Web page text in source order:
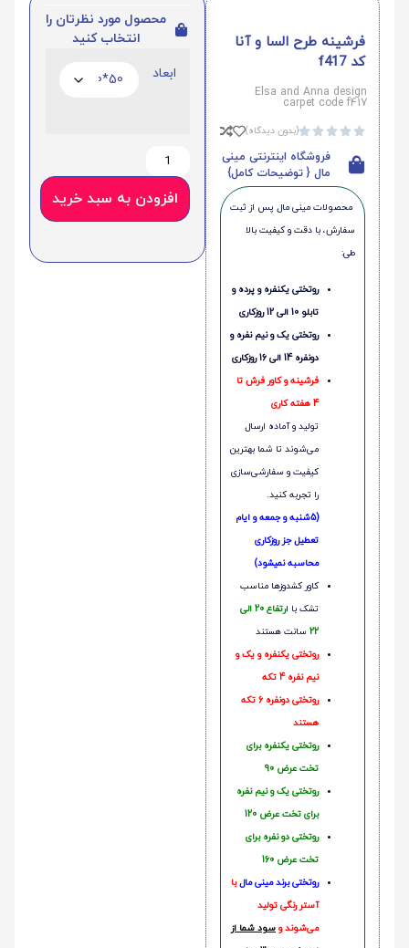
فرشینه طرح السا و آنا
کد f417
Elsa and Anna design
carpet code f417




(بدون دیدگاه)
فروشگاه اینترنتی مینی
مال { توضیحات کامل}
محصولات مینی‌ مال پس از ثبت
سفارش، با دقت و کیفیت بالا
طی:
روتختی یکنفره و پرده و
تابلو 10 الی 12 روزکاری
روتختی یک و نیم نفره و
دونفره 14 الی 16 روزکاری
فرشینه و کاور فرش تا
4 هفته کاری
تولید و آماده ارسال
می‌شوند تا شما بهترین
کیفیت و سفارشی‌سازی
را تجربه کنید.
(5شنبه و جمعه و ایام
تعطیل جز روزکاری
محاسبه نمیشود)
کاور کشدوزها مناسب
تشک با ا
رتفاع 20 الی
22 سانت هستند
روتختی یکنفره و یک و
نیم نفره 4 تکه
روتختی دونفره 6 تکه
هستند
روتختی یکنفره برای
تخت عرض 90
روتختی یک و نیم نفره
برای تخت عرض 120
روتختی دو نفره برای
تخت عرض 160
روتختی‌ برند مینی مالبا
آستر رنگی تولید
می‌شوند و سود شما از
محصول مورد نظرتان را
انتخاب کنید
ابعاد
افزودن به سبد خرید